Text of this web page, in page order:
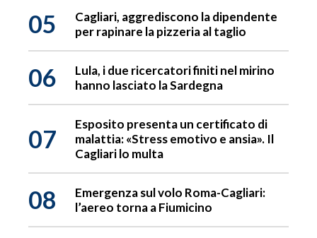
05
Cagliari, aggrediscono la dipendente
per rapinare la pizzeria al taglio
06
Lula, i due ricercatori finiti nel mirino
hanno lasciato la Sardegna
07
Esposito presenta un certificato di
malattia: «Stress emotivo e ansia». Il
Cagliari lo multa
08
Emergenza sul volo Roma-Cagliari:
l’aereo torna a Fiumicino